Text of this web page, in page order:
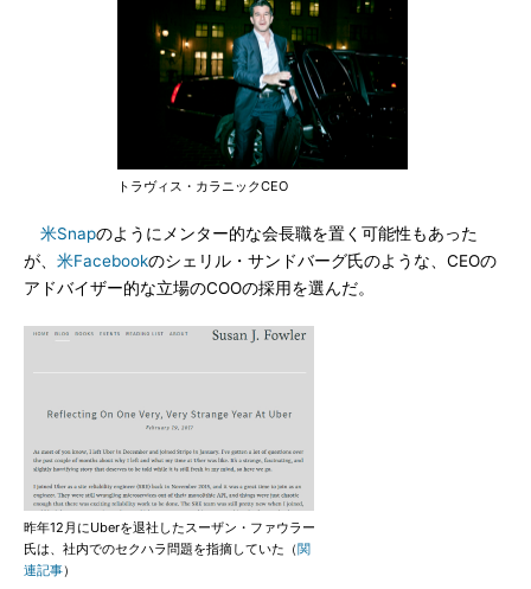
トラヴィス・カラニックCEO
米Snapのようにメンター的な会長職を置く可能性もあった
が、 米Facebookのシェリル・サンドバーグ氏のような、CEOの
アドバイザー的な立場のCOOの採用を選んだ。
昨年12月にUberを退社したスーザン・ファウラー
氏は、社内でのセクハラ問題を指摘していた（関
連記事）